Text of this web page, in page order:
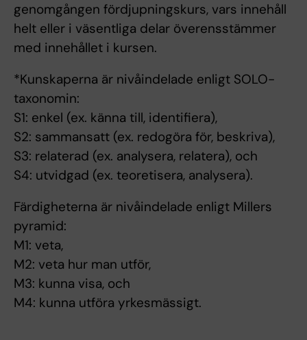
genomgången fördjupningskurs, vars innehåll
helt eller i väsentliga delar överensstämmer
med innehållet i kursen.
*Kunskaperna är nivåindelade enligt SOLO-
taxonomin:
S1: enkel (ex. känna till, identifiera),
S2: sammansatt (ex. redogöra för, beskriva),
S3: relaterad (ex. analysera, relatera), och
S4: utvidgad (ex. teoretisera, analysera).
Färdigheterna är nivåindelade enligt Millers
pyramid:
M1: veta,
M2: veta hur man utför,
M3: kunna visa, och
M4: kunna utföra yrkesmässigt.